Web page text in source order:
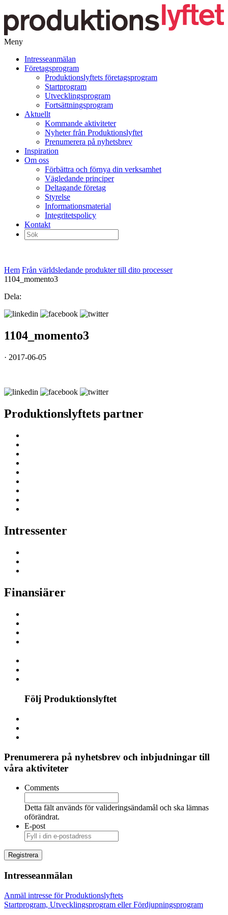
Meny
vidare
Intresseanmälan
Företagsprogram
Produktionslyftets företagsprogram
Startprogram
Utvecklingsprogram
Fortsättningsprogram
Aktuellt
Kommande aktiviteter
Nyheter från Produktionslyftet
Prenumerera på nyhetsbrev
Inspiration
Om oss
Förbättra och förnya din verksamhet
Vägledande principer
Deltagande företag
Styrelse
Informationsmaterial
Integritetspolicy
Kontakt
Sök
efter:
Hem Från världsledande produkter till dito processer
1104_momento3
Dela:
1104_momento3
· 2017-06-05
Produktionslyftets partner
Intressenter
Finansiärer
Följ Produktionslyftet
Prenumerera på nyhetsbrev och inbjudningar till
våra aktiviteter
Comments
Detta fält används för valideringsändamål och ska lämnas
oförändrat.
E-post
Intresseanmälan
Anmäl intresse för Produktionslyftets
Startprogram, Utvecklingsprogram eller Fördjupningsprogram